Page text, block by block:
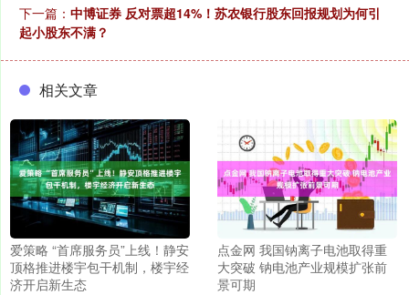
下一篇： 中博证券 反对票超14%！苏农银行股东回报规划为何引
起小股东不满？
相关文章
爱策略 “首席服务员”上线！静安
顶格推进楼宇包干机制，楼宇经
济开启新生态
点金网 我国钠离子电池取得重
大突破 钠电池产业规模扩张前
景可期